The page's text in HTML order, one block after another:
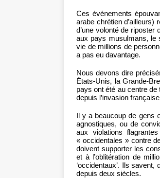
Ces événements
arabe chrétien d’ailleurs)
d’une volonté de riposter
aux pays musulmans, le
vie de millions de
a pas eu davantage.
Nous devons dire
États-Unis, la Grande-
pays ont été au centre
depuis l’invasion
Il y a beaucoup de gens
agnostiques, ou de
aux violations
« occidentales » contre
doivent supporter les
et à l’oblitération de
‘occidentaux’. Ils
depuis deux siècles.